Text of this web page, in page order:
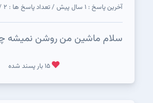
آخرین پاسخ : 1 سال پیش / تعداد پاسخ ها : 2 / پاسخ های پذیرفته شده : 0
سلام ماشین من روشن نمیشه
15 بار پسند شده